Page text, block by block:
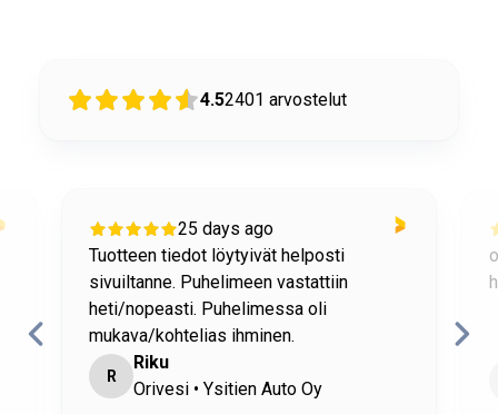
4.52401 arvostelut
25 days ago
Tuotteen tiedot löytyivät helposti
sivuiltanne. Puhelimeen vastattiin
heti/nopeasti. Puhelimessa oli
mukava/kohtelias ihminen.
R
Riku
Orivesi • Ysitien Auto Oy